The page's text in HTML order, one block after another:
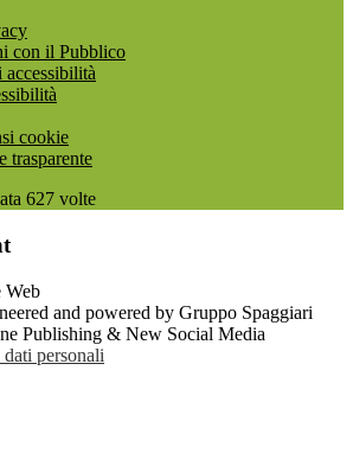
con il Pubblico
cookie
trasparente
627 volte
and powered by Gruppo Spaggiari
Publishing & New Social Media
personali